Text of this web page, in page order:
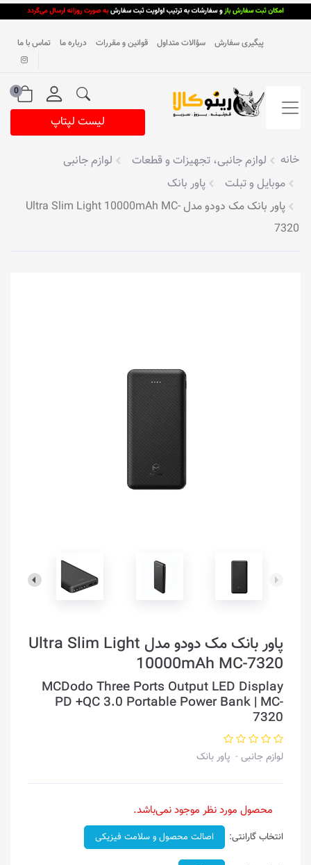
پیگیری سفارش سؤالات متداول قوانین و مقررات درباره ما تماس با ما
0
لیست لپتاپ
خانه لوازم جانبی، تجهیزات و قطعات
لوازم جانبی
موبایل و تبلت
پاور بانک
پاور بانک مک دودو مدل Ultra Slim Light 10000mAh MC-
7320
پاور بانک مک دودو مدل Ultra Slim Light
10000mAh MC-7320
MCDodo Three Ports Output LED Display
PD +QC 3.0 Portable Power Bank | MC-
7320
لوازم جانبی پاور بانک
محصول مورد نظر موجود نمی‌باشد.
انتخاب گارانتی: اصالت محصول و سلامت فیزیکی